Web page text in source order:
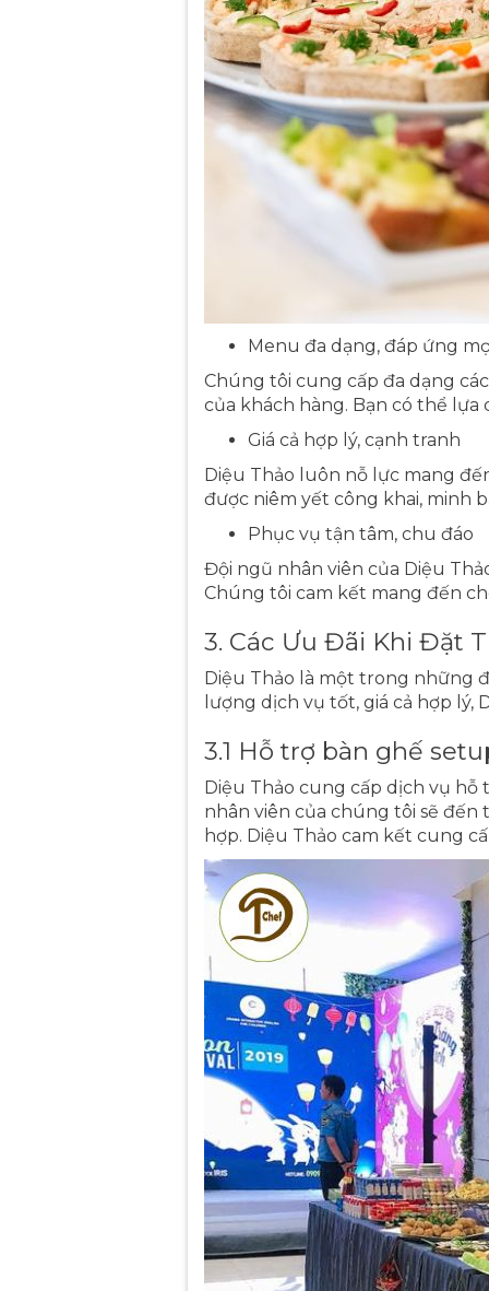
Menu đa dạng, đáp ứng
Chúng tôi cung cấp đa dạng
của khách hàng. Bạn có thể
Giá cả hợp lý, cạnh tranh
Diệu Thảo luôn nỗ lực mang
được niêm yết công khai, minh
Phục vụ tận tâm, chu đáo
Đội ngũ nhân viên của Diệu
Chúng tôi cam kết mang đến
3. Các Ưu Đãi Khi Đặt
Diệu Thảo là một trong những
lượng dịch vụ tốt, giá cả hợp lý,
3.1 Hỗ trợ bàn ghế
Diệu Thảo cung cấp dịch vụ
nhân viên của chúng tôi sẽ đến
hợp. Diệu Thảo cam kết cung